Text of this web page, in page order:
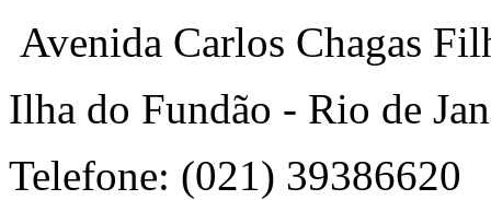
Avenida Carlos Chagas
Ilha do Fundão - Rio de
Telefone: (021) 39386620